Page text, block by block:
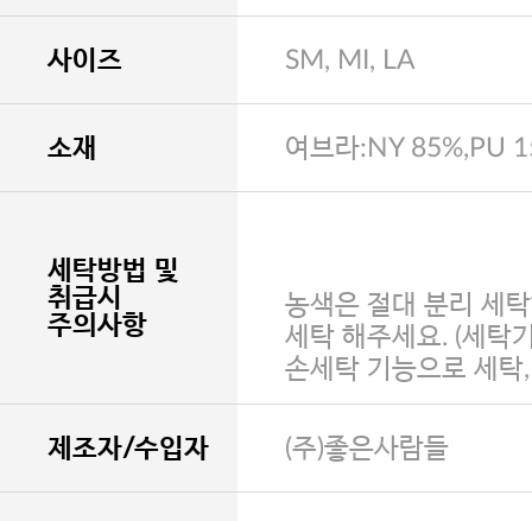
사이즈 SM, MI, LA
소재 여브라:NY 85%,PU
세탁방법 및
취급시
주의사항
농색은 절대 분리 세
세탁 해주세요. (세탁
손세탁 기능으로 세탁
제조자/수입자 (주)좋은사람들